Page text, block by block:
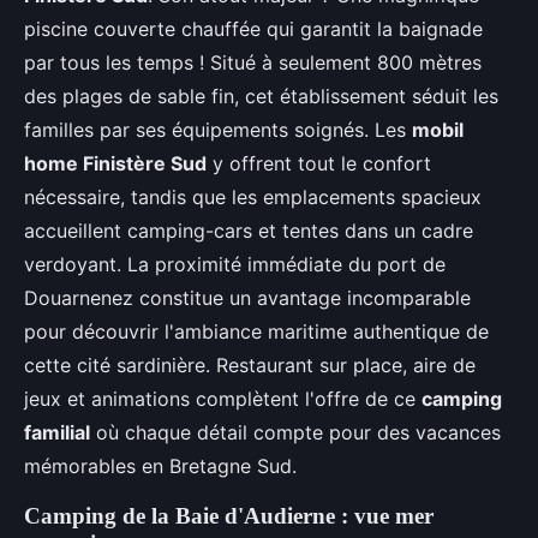
piscine couverte chauffée qui garantit la baignade
par tous les temps ! Situé à seulement 800 mètres
des plages de sable fin, cet établissement séduit les
familles par ses équipements soignés. Les mobil
home Finistère Sud y offrent tout le confort
nécessaire, tandis que les emplacements spacieux
accueillent camping-cars et tentes dans un cadre
verdoyant. La proximité immédiate du port de
Douarnenez constitue un avantage incomparable
pour découvrir l'ambiance maritime authentique de
cette cité sardinière. Restaurant sur place, aire de
jeux et animations complètent l'offre de ce camping
familial où chaque détail compte pour des vacances
mémorables en Bretagne Sud.
Camping de la Baie d'Audierne : vue mer